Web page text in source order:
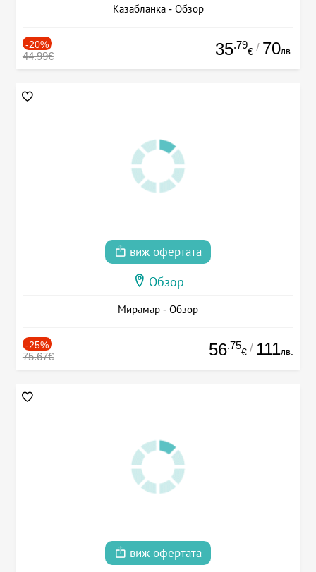
Казабланка - Обзор
-20%
44.99€ 35.79
€ / 70лв.
виж офертата
Обзор
Мирамар - Обзор
-25%
75.67€ 56.75
€ / 111лв.
виж офертата